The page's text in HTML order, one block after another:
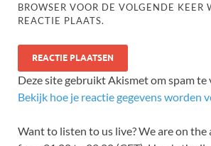
BROWSER VOOR DE VOLGENDE KEER
REACTIE PLAATS.
Deze site gebruikt Akismet om spam te
Bekijk hoe je reactie gegevens worden
Want to listen to us live? We are on the